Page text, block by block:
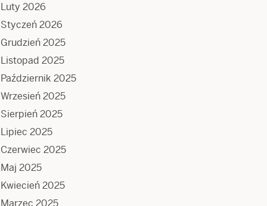
Luty 2026
Styczeń 2026
Grudzień 2025
Listopad 2025
Październik 2025
Wrzesień 2025
Sierpień 2025
Lipiec 2025
Czerwiec 2025
Maj 2025
Kwiecień 2025
Marzec 2025